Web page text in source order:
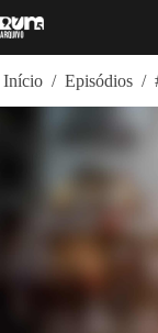
para
Início / Episódios /